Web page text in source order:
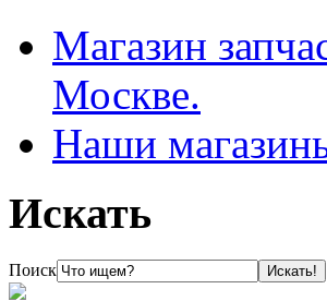
Магазин
Москве.
Наши
Искать
Поиск